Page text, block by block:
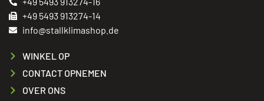
+49 5493 913274-14
info@stallklimashop.de
WINKEL OP
CONTACT OPNEMEN
OVER ONS